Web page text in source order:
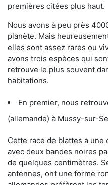
premières citées plus haut.
Nous avons à peu près
planète. Mais
elles sont assez rares ou
avons trois espèces qui
retrouve le plus souvent
habitations.
En premier, nous
(allemande) à Mussy-sur-
Cette race de blattes a
avec deux bandes noires
de quelques centimètres.
antennes, ont une forme